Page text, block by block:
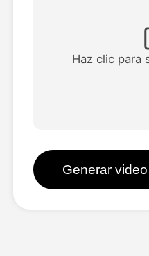
Ver
Blog
Haz clic para
Generar video